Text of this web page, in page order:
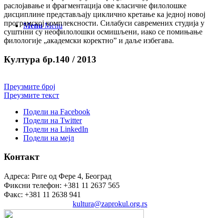
Menu Menu
раслојавање и фрагментација ове класичне филолошке
дисциплине представљају циклично кретање ка једној новој
програмској комплексности. Силабуси савремених студија у
суштини су неофилолошки осмишљени, иако се помињање
филологије „академски коректно” и даље избегава.
Култура бр.140 / 2013
Преузмите број
Преузмите текст
Подели на Facebook
Подели на Twitter
Подели на LinkedIn
Подели на мејл
Контакт
Адреса: Риге од Фере 4, Београд
Фиксни телефон: +381 11 2637 565
Факс: +381 11 2638 941
kultura@zaprokul.org.rs